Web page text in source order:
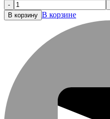
-
В корзину В корзине